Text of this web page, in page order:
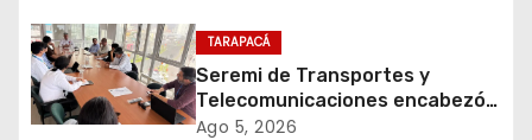
a
c
TARAPACÁ
Seremi de Transportes y
Telecomunicaciones encabezó
primera mesa de coordinación
Ago 5, 2026